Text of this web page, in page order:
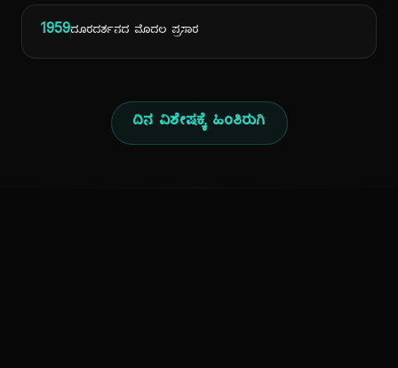
1959ದೂರದರ್ಶನದ ಮೊದಲ ಪ್ರಸಾರ
ದಿನ ವಿಶೇಷಕ್ಕೆ ಹಿಂತಿರುಗಿ